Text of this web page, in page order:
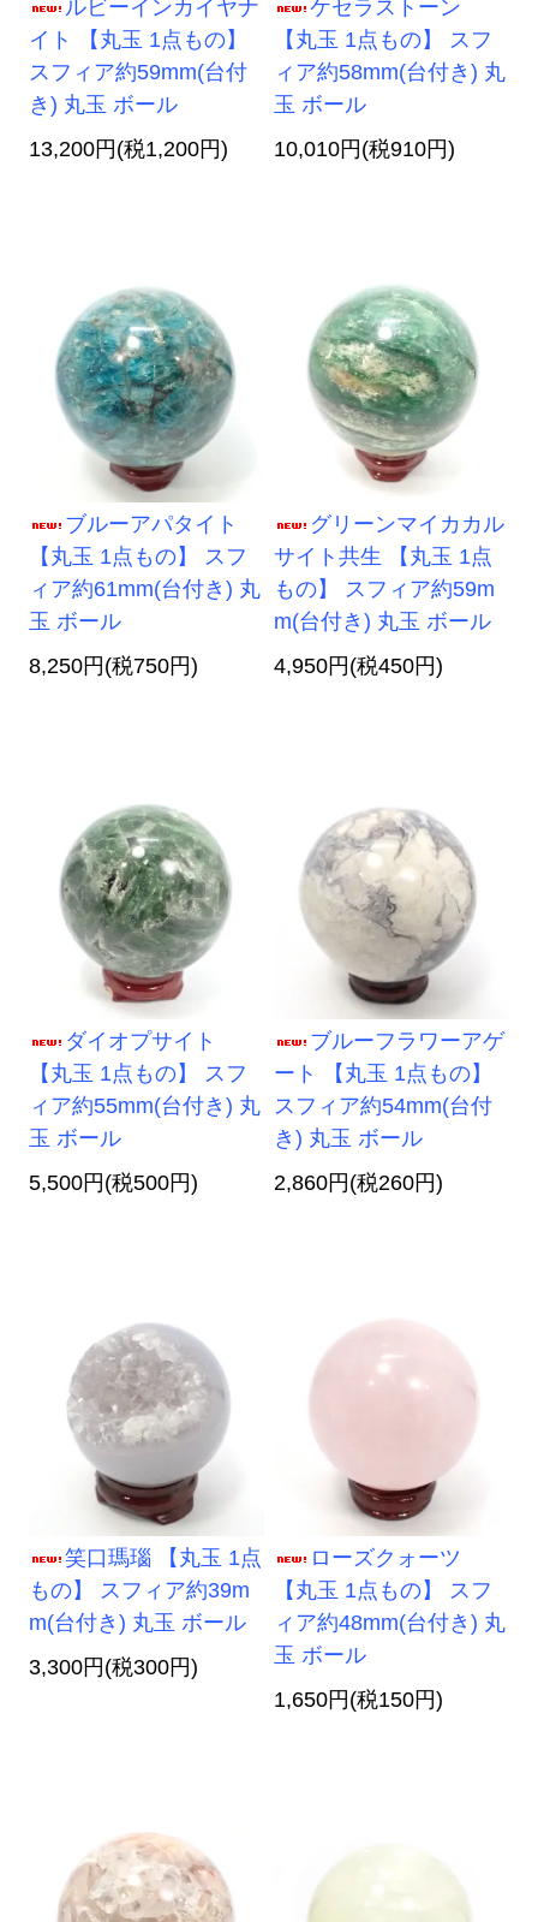
ルビーインカイヤナ
イト 【丸玉 1点もの】
スフィア約59mm(台付
き) 丸玉 ボール
13,200円(税1,200円)
ケセラストーン
【丸玉 1点もの】 スフ
ィア約58mm(台付き) 丸
玉 ボール
10,010円(税910円)
ブルーアパタイト
【丸玉 1点もの】 スフ
ィア約61mm(台付き) 丸
玉 ボール
8,250円(税750円)
グリーンマイカカル
サイト共生 【丸玉 1点
もの】 スフィア約59m
m(台付き) 丸玉 ボール
4,950円(税450円)
ダイオプサイト
【丸玉 1点もの】 スフ
ィア約55mm(台付き) 丸
玉 ボール
5,500円(税500円)
ブルーフラワーアゲ
ート 【丸玉 1点もの】
スフィア約54mm(台付
き) 丸玉 ボール
2,860円(税260円)
笑口瑪瑙 【丸玉 1点
もの】 スフィア約39m
m(台付き) 丸玉 ボール
3,300円(税300円)
ローズクォーツ
【丸玉 1点もの】 スフ
ィア約48mm(台付き) 丸
玉 ボール
1,650円(税150円)